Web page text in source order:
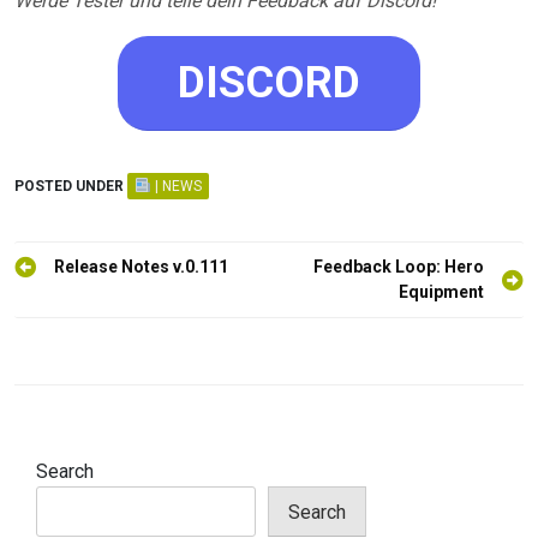
DISCORD
POSTED UNDER | NEWS
PostRelease Notes v.0.111
Feedback Loop: Hero
Equipment
Search
Search